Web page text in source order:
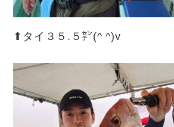
⬆︎タイ３５.５㌢(^ ^)v